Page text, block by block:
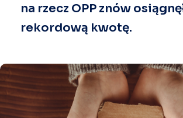
na rzecz OPP znów
rekordową kwotę.